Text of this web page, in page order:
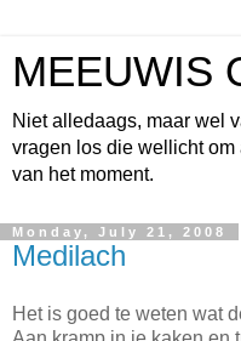
MEEUWIS
Niet alledaags, maar wel
vragen los die wellicht
van het moment.
Monday, July 21, 2008
Medilach
Het is goed te weten wat